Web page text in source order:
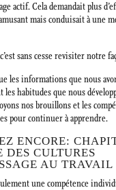
actif. Cela demandait plus
mais conduisait à une
sans cesse revisiter notre
les informations que nous
les habitudes que nous
nos brouillons et les
pour continuer à apprendre.
ENCORE:
DES CULTURES
AU TRAVAIL
une compétence